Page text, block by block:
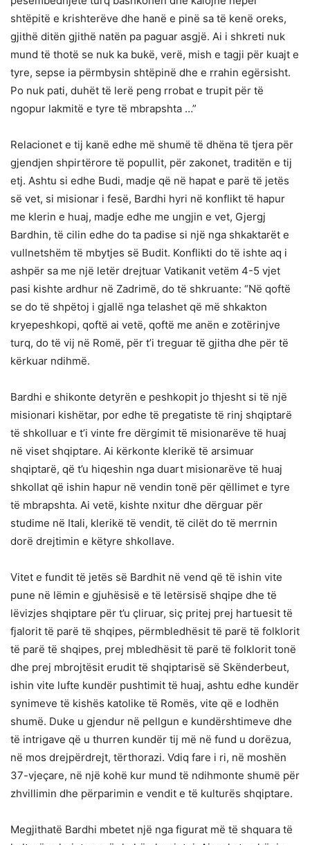
shtëpitë e krishterëve dhe hanë e pinë sa të kenë oreks,
gjithë ditën gjithë natën pa paguar asgjë. Ai i shkreti nuk
mund të thotë se nuk ka bukë, verë, mish e tagji për kuajt e
tyre, sepse ia përmbysin shtëpinë dhe e rrahin egërsisht.
Po nuk pati, duhët të lerë peng rrobat e trupit për të
ngopur lakmitë e tyre të mbrapshta …”
Relacionet e tij kanë edhe më shumë të dhëna të tjera për
gjendjen shpirtërore të popullit, për zakonet, traditën e tij
etj. Ashtu si edhe Budi, madje që në hapat e parë të jetës
së vet, si misionar i fesë, Bardhi hyri në konflikt të hapur
me klerin e huaj, madje edhe me ungjin e vet, Gjergj
Bardhin, të cilin edhe do ta padise si një nga shkaktarët e
vullnetshëm të mbytjes së Budit. Konflikti do të ishte aq i
ashpër sa me një letër drejtuar Vatikanit vetëm 4-5 vjet
pasi kishte ardhur në Zadrimë, do të shkruante: “Në qoftë
se do të shpëtoj i gjallë nga telashet që më shkakton
kryepeshkopi, qoftë ai vetë, qoftë me anën e zotërinjve
turq, do të vij në Romë, për t’i treguar të gjitha dhe për të
kërkuar ndihmë.
Bardhi e shikonte detyrën e peshkopit jo thjesht si të një
misionari kishëtar, por edhe të pregatiste të rinj shqiptarë
të shkolluar e t’i vinte fre dërgimit të misionarëve të huaj
në viset shqiptare. Ai kërkonte klerikë të arsimuar
shqiptarë, që t’u hiqeshin nga duart misionarëve të huaj
shkollat që ishin hapur në vendin tonë për qëllimet e tyre
të mbrapshta. Ai vetë, kishte nxitur dhe dërguar për
studime në Itali, klerikë të vendit, të cilët do të merrnin
dorë drejtimin e këtyre shkollave.
Vitet e fundit të jetës së Bardhit në vend që të ishin vite
pune në lëmin e gjuhësisë e të letërsisë shqipe dhe të
lëvizjes shqiptare për t’u çliruar, siç pritej prej hartuesit të
fjalorit të parë të shqipes, përmbledhësit të parë të folklorit
të parë të shqipes, prej mbledhësit të parë të folklorit tonë
dhe prej mbrojtësit erudit të shqiptarisë së Skënderbeut,
ishin vite lufte kundër pushtimit të huaj, ashtu edhe kundër
synimeve të kishës katolike të Romës, vite që e lodhën
shumë. Duke u gjendur në pellgun e kundërshtimeve dhe
të intrigave që u thurren kundër tij më në fund u dorëzua,
në mos drejpërdrejt, tërthorazi. Vdiq fare i ri, në moshën
37-vjeçare, në një kohë kur mund të ndihmonte shumë për
zhvillimin dhe përparimin e vendit e të kulturës shqiptare.
Megjithatë Bardhi mbetet një nga figurat më të shquara të